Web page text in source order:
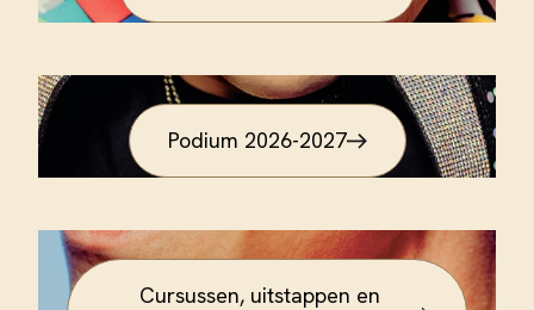
Podium 2026-2027
Cursussen, uitstappen en